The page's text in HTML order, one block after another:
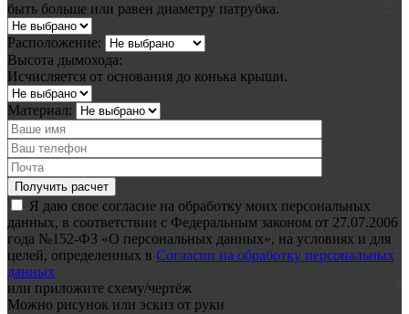
быть больше или равен диаметру патрубка.
Расположение:
Высота дымохода:
Исчисляется от основания до конька крыши.
Материал:
Я даю свое согласие на обработку моих персональных
данных, в соответствии с Федеральным законом от 27.07.2006
года №152-ФЗ «О персональных данных», на условиях и для
целей, определенных в Согласии на обработку персональных
данных
или приложите схему/чертёж
Можно рисунок или эскиз от руки